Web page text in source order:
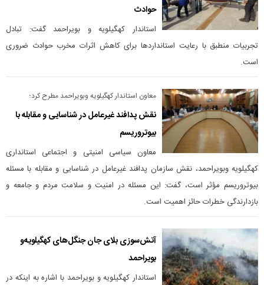
حوادث
استاندار کهگیلویه و بویراحمد گفت: تبادل
تجربیات منطبق با رعایت استانداردها برای کاهش اثرات مخرب حوادث ضروری
است.
معاون استاندار کهگیلویه وبویراحمد مطرح کرد؛
نقش پدافند غیرعامل در شناسایی و مقابله با
بیوتروریسم
معاون سیاسی امنیتی و اجتماعی استانداری
کهگیلویه وبویراحمد، نقش سازمان پدافند غیرعامل در شناسایی و مقابله با مسئله
بیوتروریسم مؤثر است، گفت: این مسئله در امنیت و سلامت مردم و جامعه و
بازدارندگی خطرات حائز اهمیت است.
آتش‌سوزی بلای جان جنگل‌های کهگیلویه‌و
بویراحمد
استاندار کهگیلویه و بویراحمد با اشاره به اینکه در